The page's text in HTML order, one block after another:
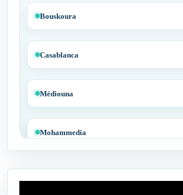
Bouskoura
Casablanca
Médiouna
Mohammedia
Tit Mellil